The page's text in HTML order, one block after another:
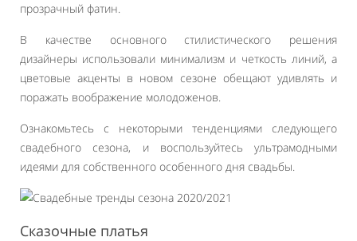
прозрачный фатин.
В качестве основного стилистического решения
дизайнеры использовали минимализм и четкость линий, а
цветовые акценты в новом сезоне обещают удивлять и
поражать воображение молодоженов.
Ознакомьтесь с некоторыми тенденциями следующего
свадебного сезона, и воспользуйтесь ультрамодными
идеями для собственного особенного дня свадьбы.
Сказочные платья